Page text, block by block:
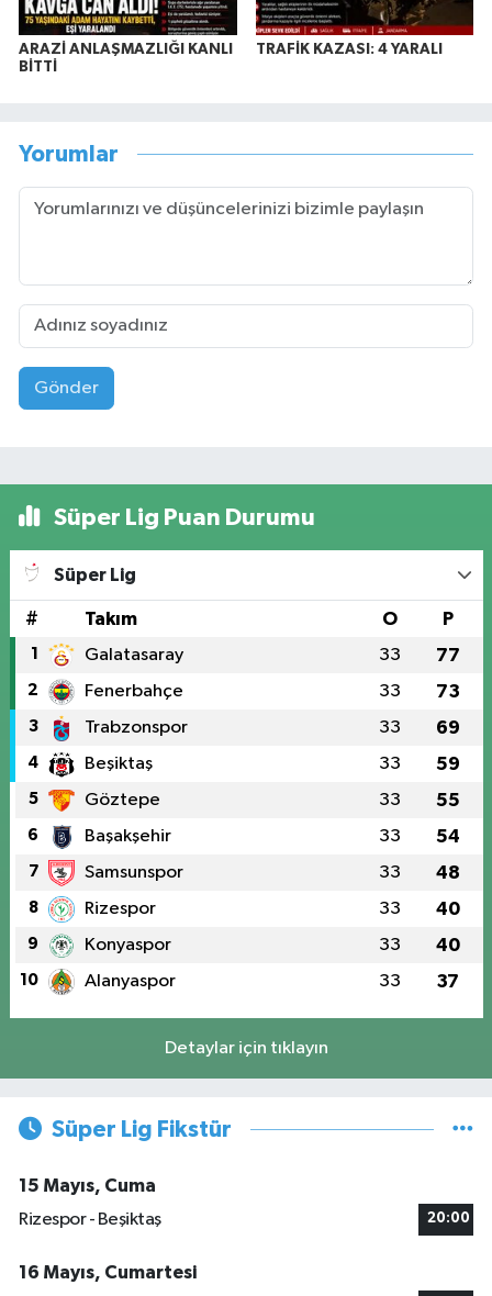
ARAZİ ANLAŞMAZLIĞI KANLI
BİTTİ
TRAFİK KAZASI: 4 YARALI
Yorumlar
Gönder
Süper Lig Puan Durumu
Süper Lig
# Takım O P
1 Galatasaray 33 77
2 Fenerbahçe 33 73
3 Trabzonspor 33 69
4 Beşiktaş 33 59
5 Göztepe 33 55
6 Başakşehir 33 54
7 Samsunspor 33 48
8 Rizespor 33 40
9 Konyaspor 33 40
10 Alanyaspor 33 37
Detaylar için tıklayın
Süper Lig Fikstür
15 Mayıs, Cuma
Rizespor - Beşiktaş
20:00
16 Mayıs, Cumartesi